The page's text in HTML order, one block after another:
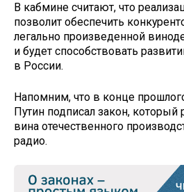
В кабмине считают, что
позволит обеспечить
легально произведенной
и будет способствовать
в России.
Напомним, что в конце
Путин подписал закон, который
вина отечественного
радио.